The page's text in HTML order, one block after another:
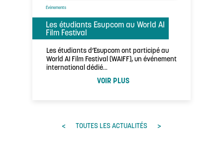
Évènements
Les étudiants Esupcom au World AI
Film Festival
Les étudiants d’Esupcom ont participé au
World AI Film Festival (WAIFF), un événement
international dédié…
VOIR PLUS
< TOUTES LES ACTUALITÉS >